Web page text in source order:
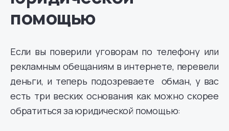
помощью
Если вы поверили уговорам по телефону или
рекламным обещаниям в интернете, перевели
деньги, и теперь подозреваете обман, у вас
есть три веских основания как можно скорее
обратиться за юридической помощью: